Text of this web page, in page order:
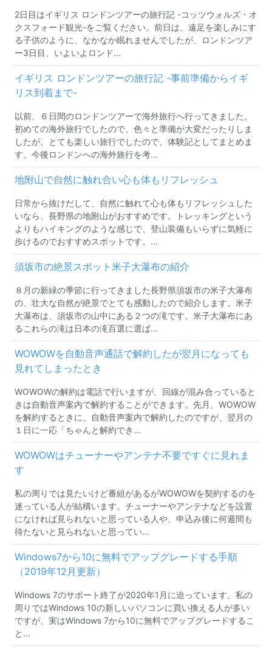
2日目はイギリス ロンドンツアーの旅行記 -コッツウォルズ・オ
クスフォード観光-をご覧ください。前日は、遠足を楽しみにす
る子供のように、なかなか眠れませんでしたが、ロンドンツア
ー3日目、いよいよロンド...
イギリス ロンドンツアーの旅行記 -事前準備からイギ
リス到着まで-
以前、６日間のロンドンツアーで海外旅行へ行ってきました。
初めての海外旅行でしたので、色々と準備が大変だったりしま
したが、とても楽しい旅行でしたので、体験記としてまとめま
す。今後ロンドンへの海外旅行を考...
地附山で自然に触れ合い心も体もリフレッシュ
日常から抜けだして、自然に触れて心も体もリフレッシュした
いなら、長野県の地附山がおすすめです。トレッキングという
よりもハイキングのような感じで、登山装備もいらずに気軽に
歩けるのでおすすめスポットです。...
須坂市の絶景スポット米子大瀑布の紹介
８月の新緑の季節に行ってきました長野県須坂市の米子大瀑布
の、壮大な自然が絶景でとても感動したので紹介します。米子
大瀑布は、須坂市の山中にある２つの滝です。米子大瀑布にあ
るこれらの滝は日本の滝百選に選ば...
WOWOWを自動音声通話で解約したが翌月になっても
見れてしまったとき
WOWOWの解約は電話で行いますが、回線が混み合っていると
きは自動音声案内で解約することができます。先月、WOWOW
を解約するときに、自動音声案内で解約したのですが、翌月の
１日に一応「ちゃんと解約でき...
WOWOWはチューナーやアンテナ不要ですぐに見れま
す
私の周りでは見たいけど番組があるがWOWOWを契約するのを
迷っている人が結構います。チューナーやアンテナなどを設置
になければ見られないと思っている人や、申込み後に何週間も
待たないと見られないと思ってい...
Windows7から10に無料でアップグレードする手順
（2019年12月更新）
Windows 7のサポート終了が2020年1月に迫っています。私の
周りではWindows 10の新しいパソコンに買い換える人が多い
ですが、実はWindows 7から10に無料でアップグレードするこ
と...